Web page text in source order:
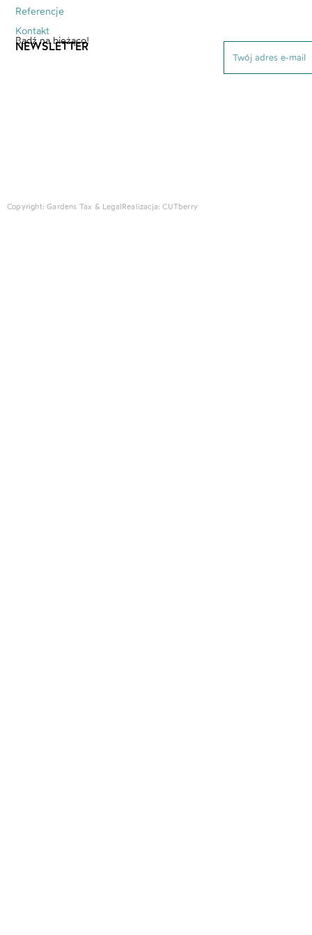
Referencje
Kontakt
NEWSLETTER
Bądź na bieżąco!
Copyright: Gardens Tax & LegalRealizacja:CUTberry